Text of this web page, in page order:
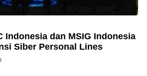
Indonesia dan MSIG Indonesia
Siber Personal Lines